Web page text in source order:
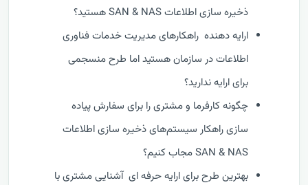
ذخیره سازی اطلاعات SAN & NAS هستید؟
ارایه دهنده راهکارهای مدیریت خدمات فناوری
اطلاعات در سازمان هستید اما طرح منسجمی
برای ارایه ندارید؟
چگونه کارفرما و مشتری را برای سفارش پیاده
سازی راهکار سیستم‌های ذخیره سازی اطلاعات
SAN & NAS مجاب کنیم؟
بهترین طرح برای ارایه حرفه ای آشنایی مشتری با